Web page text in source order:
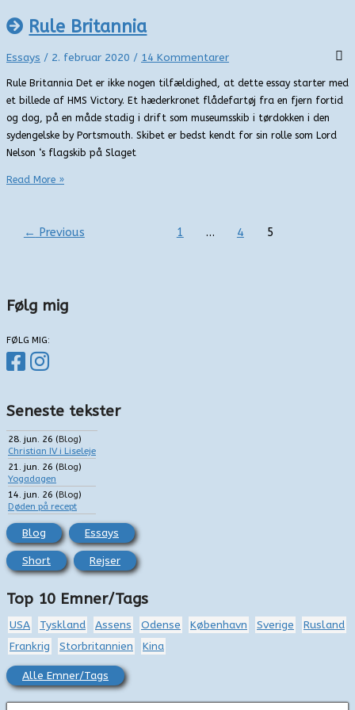
en
afdødRule Britannia
Essays / 2. februar 2020 / 14 Kommentarer
Rule Britannia Det er ikke nogen tilfældighed, at dette essay starter med
et billede af HMS Victory. Et hæderkronet flådefartøj fra en fjern fortid
og dog, på en måde stadig i drift som museumsskib i tørdokken i den
sydengelske by Portsmouth. Skibet er bedst kendt for sin rolle som Lord
Nelson ‘s flagskib på Slaget
Rule
Read More »
← Previous 1 … 4 5
Følg mig
FØLG MIG:
Seneste tekster
28. jun. 26 (Blog)
Christian IV i Liseleje
21. jun. 26 (Blog)
Yogadagen
14. jun. 26 (Blog)
Døden på recept
Blog Essays
Short Rejser
Top 10 Emner/Tags
USA Tyskland Assens Odense København Sverige
Rusland
Frankrig
Storbritannien Kina
Alle Emner/Tags